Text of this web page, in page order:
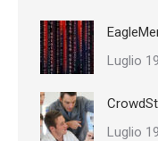
Luglio
Luglio